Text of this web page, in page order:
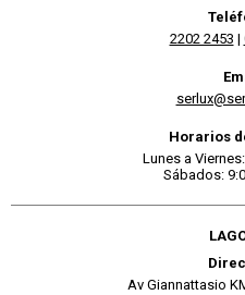
2202 2453 |
Horarios
Lunes a
Sábados:
Av Giannattasio